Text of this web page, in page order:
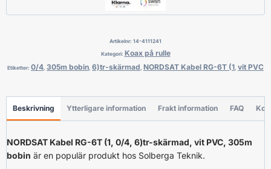
Artikelnr: 14-4111241
Kategori: Koax på rulle
Etiketter: 0/4 305m bobin 6)tr-skärmad NORDSAT Kabel RG-6T (1 vit PVC
Beskrivning Ytterligare information Frakt information FAQ
NORDSAT Kabel RG-6T (1, 0/4, 6)tr-skärmad, vit PVC, 305m
bobin är en populär produkt hos Solberga Teknik.